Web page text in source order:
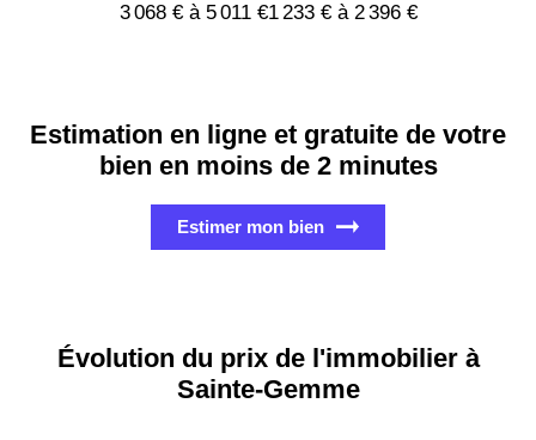
3 068 € à 5 011 €1 233 € à 2 396 €
Estimation en ligne et gratuite de votre
bien en moins de 2 minutes
Estimer mon bien
Évolution du prix de l'immobilier à
Sainte-Gemme